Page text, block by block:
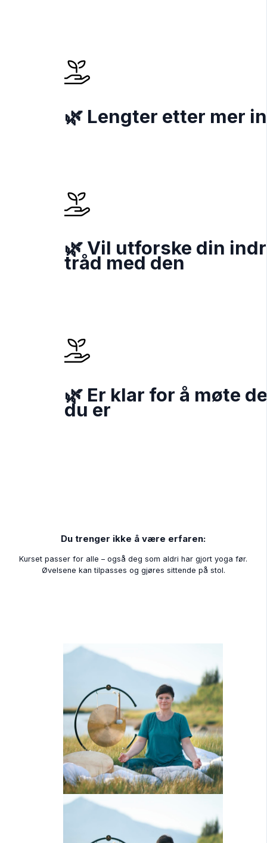
🌿 Lengter etter mer
🌿 Vil utforske din
tråd med den
🌿 Er klar for å møte
du er
Du trenger ikke å være erfaren:
Kurset passer for alle – også deg som aldri har gjort yoga før.
Øvelsene kan tilpasses og gjøres sittende på stol.